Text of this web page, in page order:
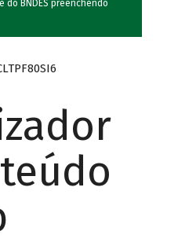
do BNDES preenchendo